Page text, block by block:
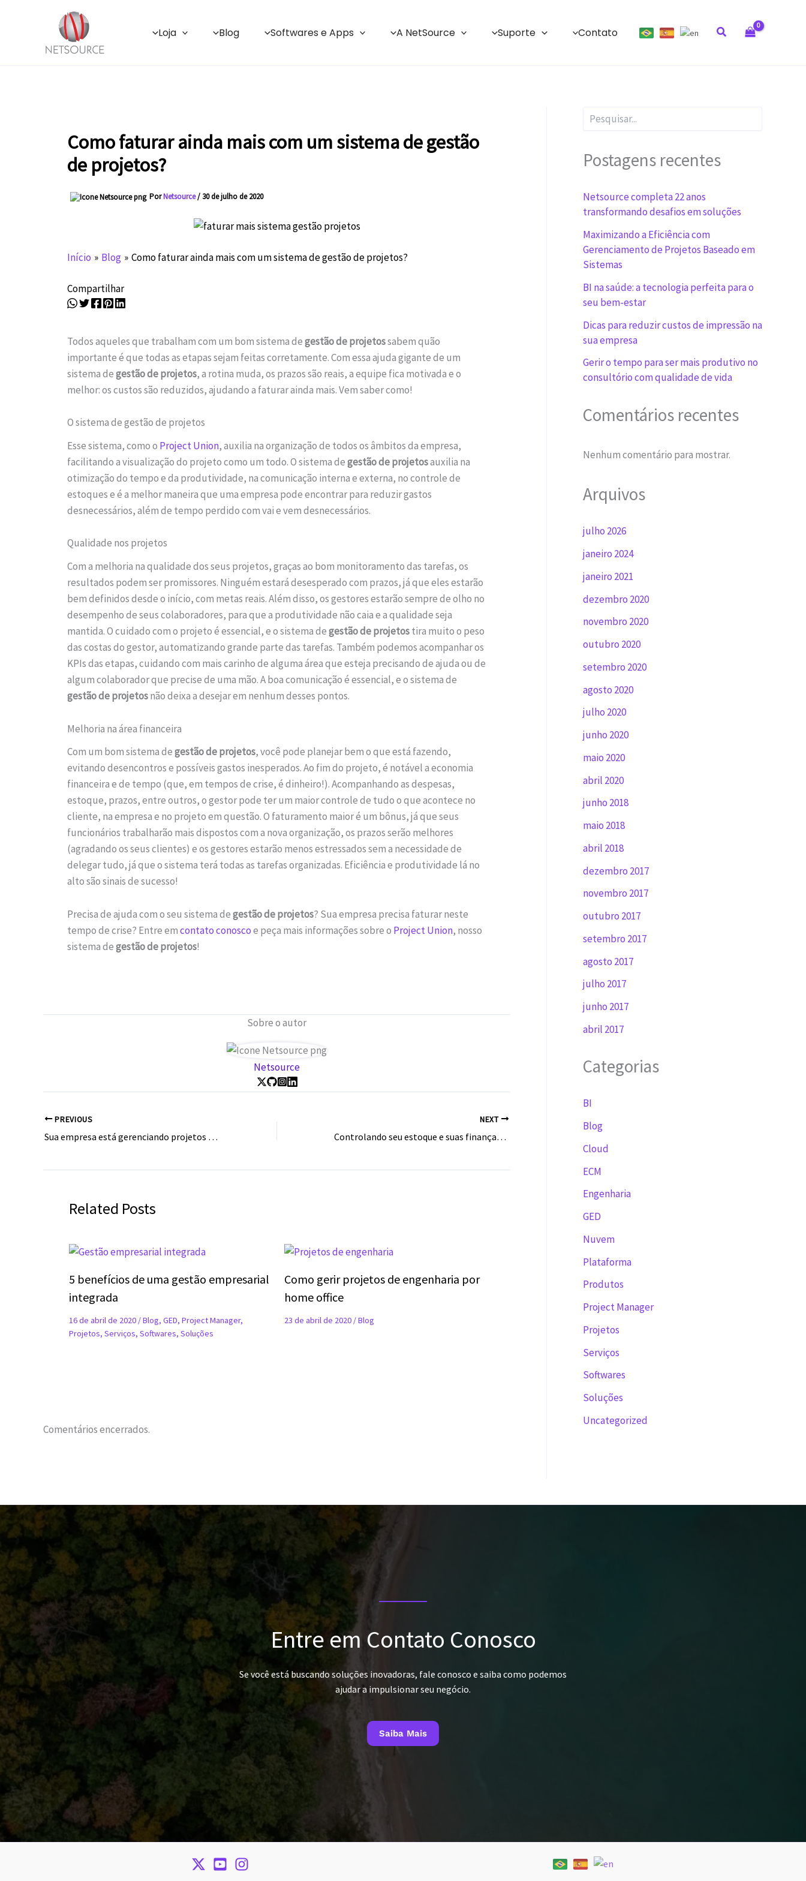
Loja Blog Softwares e Apps A NetSource Suporte Contato Pesquisar
Como faturar ainda mais com um sistema de gestão
de projetos?
PorNetsource/ 30 de julho de 2020
Início Blog Como faturar ainda mais com um sistema de gestão de projetos?
Compartilhar
Todos aqueles que trabalham com um bom sistema degestão de projetossabem quão
importante é que todas as etapas sejam feitas corretamente. Com essa ajuda gigante de um
sistema degestão de projetos, a rotina muda, os prazos são reais, a equipe fica motivada e o
melhor: os custos são reduzidos, ajudando a faturar ainda mais. Vem saber como!
O sistema de gestão de projetos
Esse sistema, como o Project Union, auxilia na organização de todos os âmbitos da empresa,
facilitando a visualização do projeto como um todo. O sistema degestão de projetosauxilia na
otimização do tempo e da produtividade, na comunicação interna e externa, no controle de
estoques e é a melhor maneira que uma empresa pode encontrar para reduzir gastos
desnecessários, além de tempo perdido com vai e vem desnecessários.
Qualidade nos projetos
Com a melhoria na qualidade dos seus projetos, graças ao bom monitoramento das tarefas, os
resultados podem ser promissores. Ninguém estará desesperado com prazos, já que eles estarão
bem definidos desde o início, com metas reais. Além disso, os gestores estarão sempre de olho no
desempenho de seus colaboradores, para que a produtividade não caia e a qualidade seja
mantida. O cuidado com o projeto é essencial, e o sistema degestão de projetostira muito o peso
das costas do gestor, automatizando grande parte das tarefas. Também podemos acompanhar os
KPIs das etapas, cuidando com mais carinho de alguma área que esteja precisando de ajuda ou de
algum colaborador que precise de uma mão. A boa comunicação é essencial, e o sistema de
gestão de projetosnão deixa a desejar em nenhum desses pontos.
Melhoria na área financeira
Com um bom sistema degestão de projetos, você pode planejar bem o que está fazendo,
evitando desencontros e possíveis gastos inesperados. Ao fim do projeto, é notável a economia
financeira e de tempo (que, em tempos de crise, é dinheiro!). Acompanhando as despesas,
estoque, prazos, entre outros, o gestor pode ter um maior controle de tudo o que acontece no
cliente, na empresa e no projeto em questão. O faturamento maior é um bônus, já que seus
funcionários trabalharão mais dispostos com a nova organização, os prazos serão melhores
(agradando os seus clientes) e os gestores estarão menos estressados sem a necessidade de
delegar tudo, já que o sistema terá todas as tarefas organizadas. Eficiência e produtividade lá no
alto são sinais de sucesso!
Precisa de ajuda com o seu sistema degestão de projetos? Sua empresa precisa faturar neste
tempo de crise? Entre emcontato conoscoe peça mais informações sobre o Project Union, nosso
sistema degestão de projetos!
Sobre o autor
Netsource
PREVIOUS
Sua empresa está gerenciando projetos corretamente?
NEXT
Controlando seu estoque e suas finanças com um bom sistema de gestão integrada
Related Posts
5 benefícios de uma gestão empresarial
integrada
16 de abril de 2020 /Blog, GED, Project Manager,
Projetos, Serviços, Softwares, Soluções
Como gerir projetos de engenharia por
home office
23 de abril de 2020 /Blog
Comentários encerrados.
u
a
r
Postagens recentes
Netsource completa 22 anos
transformando desafios em soluções
Maximizando a Eficiência com
Gerenciamento de Projetos Baseado em
Sistemas
BI na saúde: a tecnologia perfeita para o
seu bem-estar
Dicas para reduzir custos de impressão na
sua empresa
Gerir o tempo para ser mais produtivo no
consultório com qualidade de vida
Comentários recentes
Nenhum comentário para mostrar.
Arquivos
julho 2026
janeiro 2024
janeiro 2021
dezembro 2020
novembro 2020
outubro 2020
setembro 2020
agosto 2020
julho 2020
junho 2020
maio 2020
abril 2020
junho 2018
maio 2018
abril 2018
dezembro 2017
novembro 2017
outubro 2017
setembro 2017
agosto 2017
julho 2017
junho 2017
abril 2017
Categorias
BI
Blog
Cloud
ECM
Engenharia
GED
Nuvem
Plataforma
Produtos
Project Manager
Projetos
Serviços
Softwares
Soluções
Uncategorized
Entre em Contato Conosco
Se você está buscando soluções inovadoras, fale conosco e saiba como podemos
ajudar a impulsionar seu negócio.
Saiba Mais